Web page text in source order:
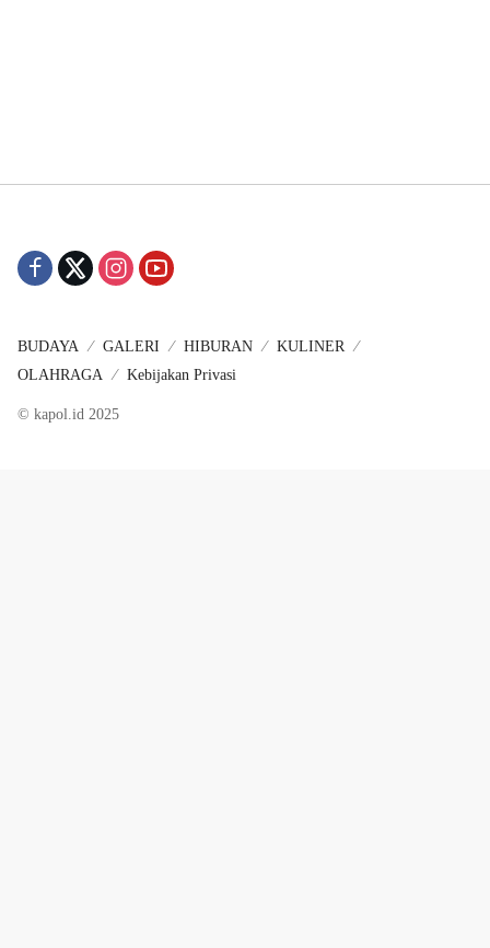
BUDAYA GALERI HIBURAN
KULINER
OLAHRAGA
Kebijakan Privasi
© kapol.id 2025